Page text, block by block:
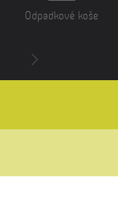
Odpadkové koše